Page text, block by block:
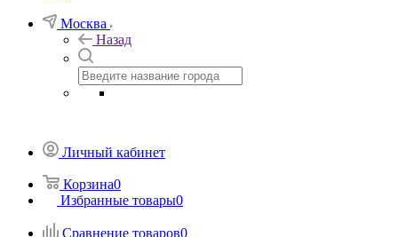
Москва
Назад
Личный кабинет
Корзина0
Избранные товары0
Сравнение товаров0